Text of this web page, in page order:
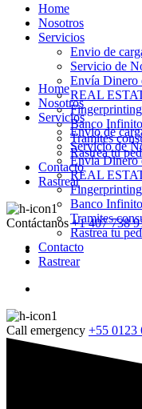
Home
Nosotros
Servicios
Envio de
Servicio de
Envía Dinero
REAL
Banco
Tramites
Rastrea tu
Contacto
Rastrear
Contáctanos +1 407 738
Home
Nosotros
Servicios
Envio de
Servicio de
Envía Dinero
REAL
Banco
Tramites
Rastrea tu
Contacto
Rastrear
Call emergency +55 0123